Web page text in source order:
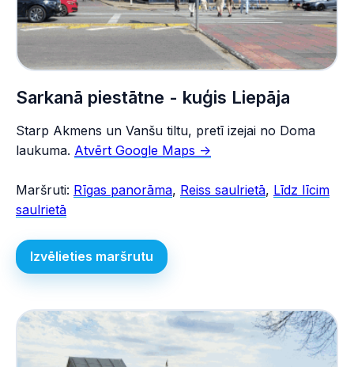
Sarkanā piestātne - kuģis Liepāja
Starp Akmens un Vanšu tiltu, pretī izejai no Doma
laukuma. Atvērt Google Maps ->
Maršruti: Rīgas panorāma, Reiss saulrietā, Līdz līcim
saulrietā
Izvēlieties maršrutu